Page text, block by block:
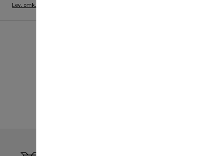
Lev. omk. tillægges